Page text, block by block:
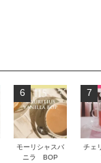
6
モーリシャスバ
ニラ BOP
7
チェ